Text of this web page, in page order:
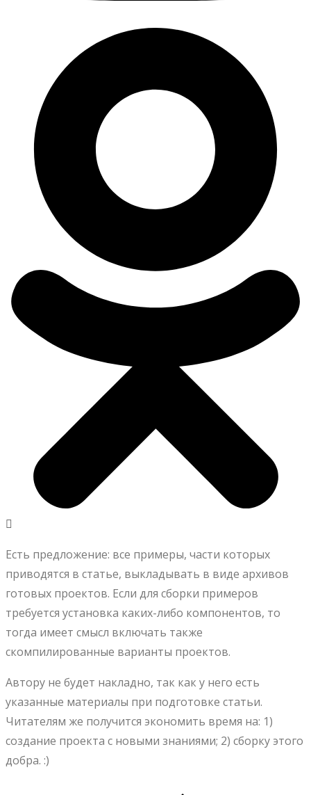
Есть предложение: все примеры, части которых
приводятся в статье, выкладывать в виде архивов
готовых проектов. Если для сборки примеров
требуется установка каких-либо компонентов, то
тогда имеет смысл включать также
скомпилированные варианты проектов.
Автору не будет накладно, так как у него есть
указанные материалы при подготовке статьи.
Читателям же получится экономить время на: 1)
создание проекта с новыми знаниями; 2) сборку этого
добра. :)